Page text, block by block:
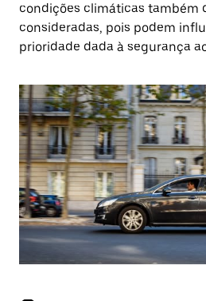
condições climáticas também
consideradas, pois podem
prioridade dada à segurança